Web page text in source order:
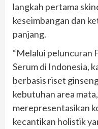
langkah pertama
keseimbangan dan
panjang.
“Melalui peluncuran
Serum di Indonesia,
berbasis riset
kebutuhan area
merepresentasikan
kecantikan holistik